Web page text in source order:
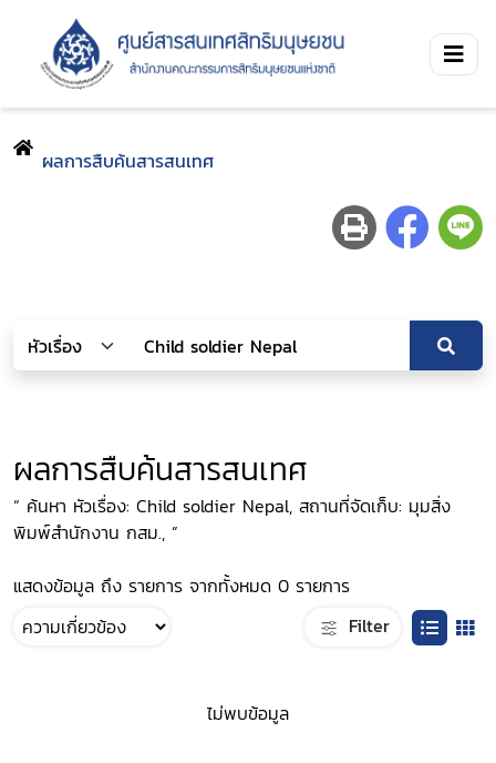
ผลการสืบค้นสารสนเทศ
ผลการสืบค้นสารสนเทศ
“ ค้นหา หัวเรื่อง: Child soldier Nepal, สถานที่จัดเก็บ: มุมสิ่ง
พิมพ์สำนักงาน กสม., ”
แสดงข้อมูล ถึง รายการ จากทั้งหมด 0 รายการ
Filter
ไม่พบข้อมูล